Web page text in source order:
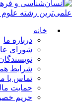
علمی‌ترین رشته
خانه
درباره ما
شورای
شرایط
تماس با
حمایت
حریم